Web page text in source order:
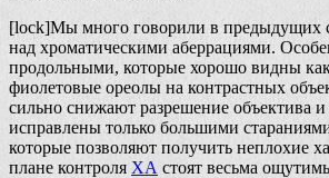
[lock]Мы много говорили в предыдущих
над хроматическими аберрациями.
продольными, которые хорошо видны
фиолетовые ореолы на контрастных
сильно снижают разрешение объектива
исправлены только большими
которые позволяют получить неплохие
плане контроля ХА стоят весьма